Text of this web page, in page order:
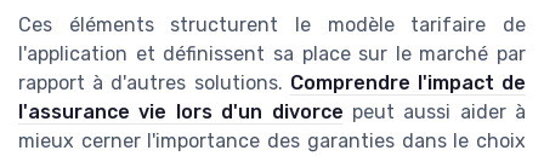
Ces éléments structurent le modèle tarifaire de
l'application et définissent sa place sur le marché par
rapport à d'autres solutions. Comprendre l'impact de
l'assurance vie lors d'un divorce peut aussi aider à
mieux cerner l'importance des garanties dans le choix